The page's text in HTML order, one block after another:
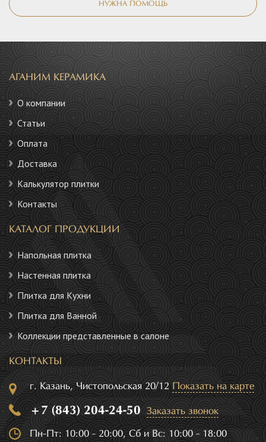
НУЖНА ПОМОЩЬ
АГАНИМ КЕРАМИКА
О компании
Статьи
Оплата
Доставка
Калькулятор плитки
Контакты
КАТАЛОГ ПРОДУКЦИИ
Напольная плитка
Настенная плитка
Плитка для Кухни
Плитка для Ванной
Коллекции представленные в салоне
КОНТАКТЫ
г. Казань, Чистопольская 20/12 Показать на карте
+7 (843) 204-24-50 Заказать звонок
Пн-Пт: 10:00 - 20:00, Сб и Вс: 10:00 - 18:00